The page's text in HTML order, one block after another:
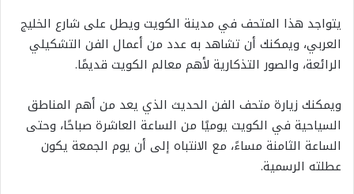
يتواجد هذا المتحف في مدينة الكويت ويطل على شارع الخليج
العربي، ويمكنك أن تشاهد به عدد من أعمال الفن التشكيلي
الرائعة، والصور التذكارية لأهم معالم الكويت قديمًا.
ويمكنك زيارة متحف الفن الحديث الذي يعد من أهم المناطق
السياحية في الكويت يوميًا من الساعة العاشرة صباحًا، وحتى
الساعة الثامنة مساءً، مع الانتباه إلى أن يوم الجمعة يكون
عطلته الرسمية.